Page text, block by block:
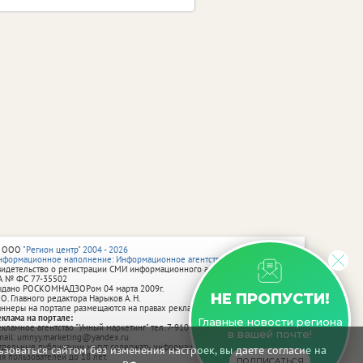
сайтом без изменения настроек, вы даете согласие на
НЕ ПРОПУСТИ!
Главные новости региона
в вашей почте!
"Регион центр" 2004 - 2026
наполнение: Информационное агентство vRossii.ru
о регистрации СМИ информационного агентства vRossii.ru
№ ФС 77‑35502
РОСКОМНАДЗОРом 04 марта 2009г.
Главного редактора Нарыков А. Н.
на портале размещаются на правах рекламы.
на портале:
агентство "Умный маркетинг" тел. 7-910-267-70-40,
umnyy.marketing@yandex.ru
публикации могут содержать информацию, не предназначенную
пользователей до 18 лет.